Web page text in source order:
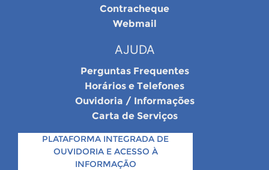
Contracheque
Webmail
AJUDA
Perguntas Frequentes
Horários e Telefones
Ouvidoria / Informações
Carta de Serviços
PLATAFORMA INTEGRADA DE
OUVIDORIA E ACESSO À
INFORMAÇÃO